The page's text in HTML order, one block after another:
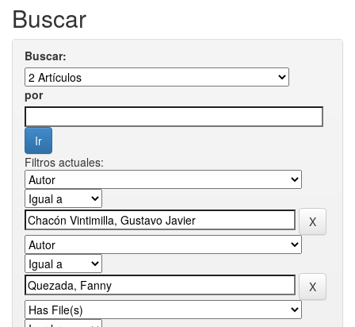
Buscar
Buscar:
por
Filtros actuales: